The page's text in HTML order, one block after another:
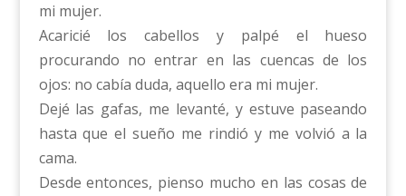
mi mujer.
Acaricié los cabellos y palpé el hueso
procurando no entrar en las cuencas de los
ojos: no cabía duda, aquello era mi mujer.
Dejé las gafas, me levanté, y estuve paseando
hasta que el sueño me rindió y me volvió a la
cama.
Desde entonces, pienso mucho en las cosas de